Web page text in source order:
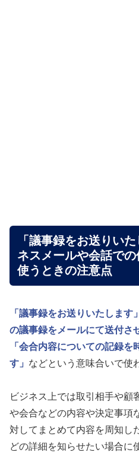
「議事録をお送りい
ネスメールや会話での
使うときの注意点
「議事録をお送りいたします」
の議事録をメールにて送付さ
「会合内容についての記録
す」 などという意味合いで使
ビジネス上では取引相手や顧
や会合などの内容や決定事項
対してまとめて内容を周知し
どの詳細を知らせたい場合に